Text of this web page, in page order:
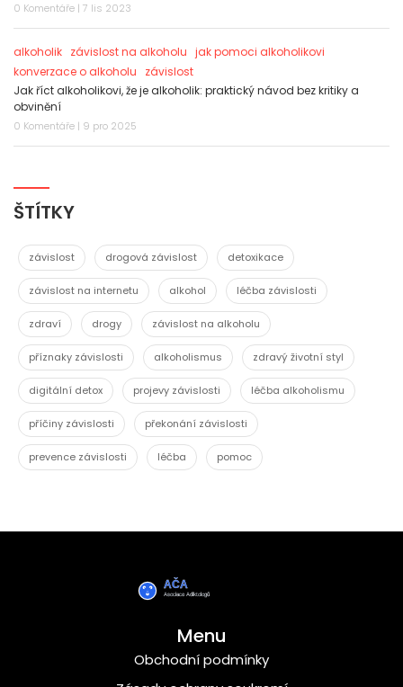
0 Komentáře | 7 lis 2023
alkoholik závislost na alkoholu jak pomoci alkoholikovi
konverzace o alkoholu
závislost
Jak říct alkoholikovi, že je alkoholik: praktický návod bez kritiky a
obvinění
0 Komentáře | 9 pro 2025
ŠTÍTKY
závislost drogová závislost detoxikace
závislost na internetu alkohol léčba závislosti
zdraví drogy závislost na alkoholu
příznaky závislosti alkoholismus zdravý životní styl
digitální detox projevy závislosti léčba alkoholismu
příčiny závislosti překonání závislosti
prevence závislosti léčba pomoc
Menu
Obchodní podmínky